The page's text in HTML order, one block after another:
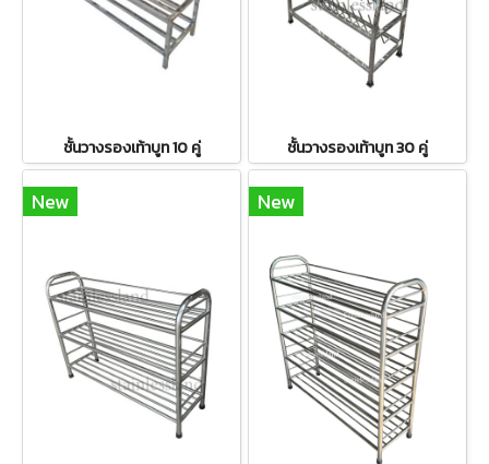
ชั้นวางรองเท้าบูท 10 คู่ ชั้นวางรองเท้าบูท 30 คู่
New New